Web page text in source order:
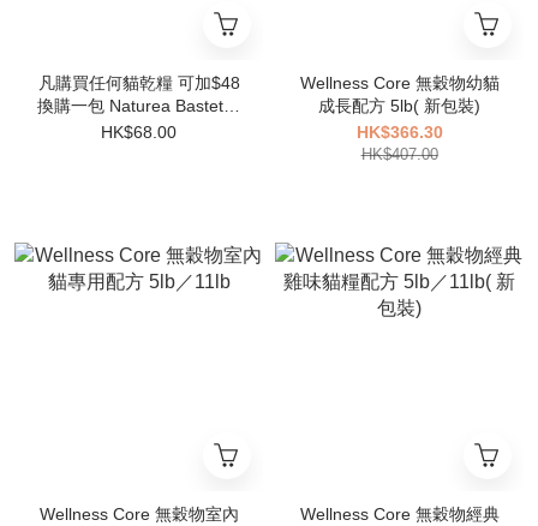
凡購買任何貓乾糧 可加$48
換購一包 Naturea Bastet系
列 全貓 走地雞 350g
HK$68.00
Wellness Core 無穀物幼貓
成長配方 5lb( 新包裝)
HK$366.30
HK$407.00
Wellness Core 無穀物室內
Wellness Core 無穀物經典